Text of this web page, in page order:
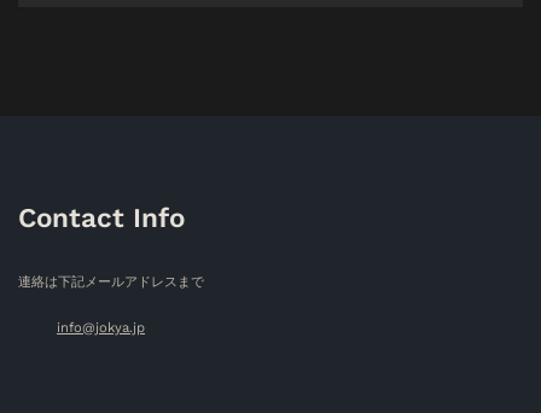
Contact Info
連絡は下記メールアドレスまで
info@jokya.jp